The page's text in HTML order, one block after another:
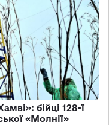
бійці 128-ї
«Молнії»